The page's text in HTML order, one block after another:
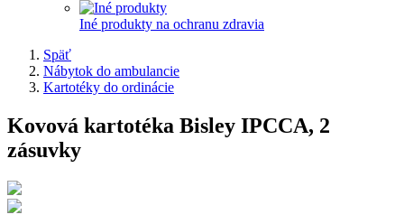
Iné produkty na ochranu zdravia
Späť
Nábytok do ambulancie
Kartotéky do ordinácie
Kovová kartotéka Bisley IPCCA, 2
zásuvky